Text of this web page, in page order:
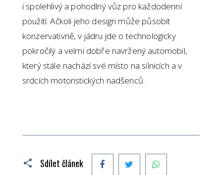
i spolehlivý a pohodlný vůz pro každodenní
použití. Ačkoli jeho design může působit
konzervativně, v jádru jde o technologicky
pokročilý a velmi dobře navržený automobil,
který stále nachází své místo na silnicích a v
srdcích motoristických nadšenců.
Sdílet článek FacebookTwitter